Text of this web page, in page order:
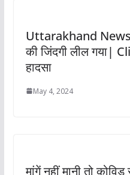
Uttarakhand News
की जिंदगी लील गया|
हादसा
May 4, 2024
मांगें नहीं मानी तो